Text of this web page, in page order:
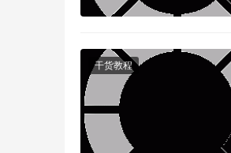
干货教程